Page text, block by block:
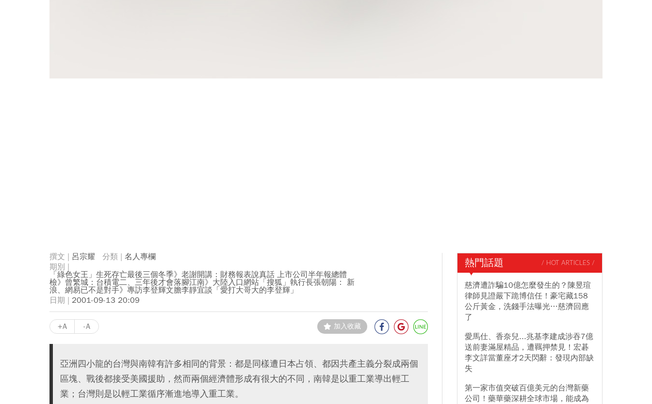
呂宗耀
名人專欄
「綠色女王」生死存亡最後三個冬季》老謝開講：財務報表說真話 上市公司半年報總體
檢》曾繁城：台積電二、三年後才會落腳江南》大陸入口網站「搜狐」執行長張朝陽： 新
浪、網易已不是對手》專訪李登輝文膽李靜宜談「愛打大哥大的李登輝」
2001-09-13 20:09
+A -A 加入收藏
亞洲四小龍的台灣與南韓有許多相同的背景：都是同樣遭日本占領、都因共產主義分裂成兩個
區塊、戰後都接受美國援助，然而兩個經濟體形成有很大的不同，南韓是以重工業導出輕工
業；台灣則是以輕工業循序漸進地導入重工業。
熱門話題 / HOT ARTICLES /
慈濟遭詐騙10億怎麼發生的？陳昱瑄
律師見證嚴下跪博信任！豪宅藏158
公斤黃金，洗錢手法曝光…慈濟回應
了
愛馬仕、香奈兒...兆基李建成涉吞7億
送前妻滿屋精品，遭羈押禁見！宏碁
李文詳當董座才2天閃辭：發現內部缺
失
第一家市值突破百億美元的台灣新藥
公司！藥華藥深耕全球市場，能成為